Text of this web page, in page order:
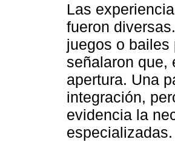
Las
fueron
juegos o bailes
señalaron que,
apertura. Una
integración,
evidencia la
especializadas.